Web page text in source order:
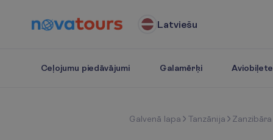
Latviešu
Ceļojumu piedāvājumi Galamērķi
Galvenā lapa Tanzānija Zanzibāra